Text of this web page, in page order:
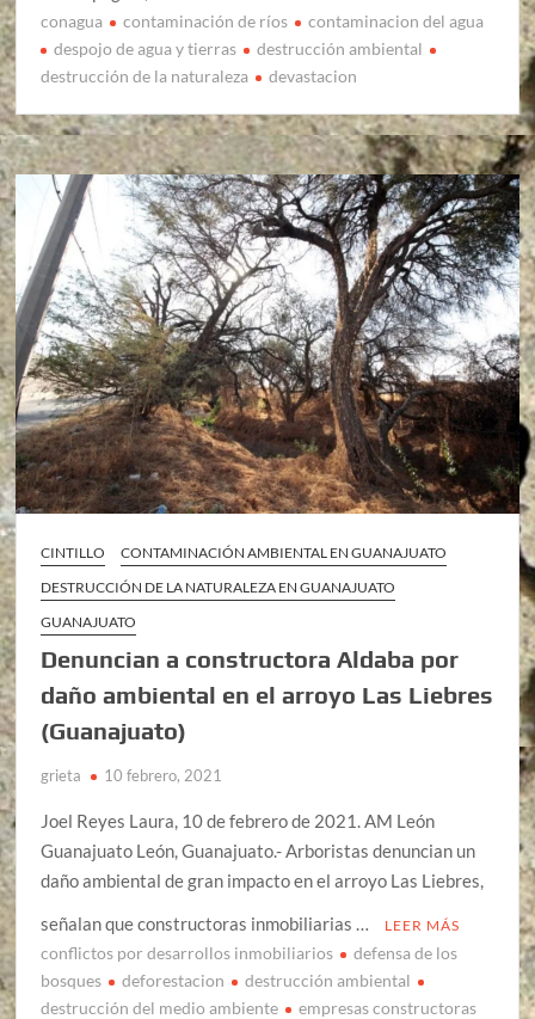
conagua contaminación de ríos
contaminacion del agua
despojo de agua y tierras
destrucción ambiental
destrucción de la naturaleza
devastacion
CINTILLO
CONTAMINACIÓN AMBIENTAL EN GUANAJUATO
DESTRUCCIÓN DE LA NATURALEZA EN GUANAJUATO
GUANAJUATO
Denuncian a constructora Aldaba por
daño ambiental en el arroyo Las Liebres
(Guanajuato)
grieta 10 febrero, 2021
Joel Reyes Laura, 10 de febrero de 2021. AM León
Guanajuato León, Guanajuato.- Arboristas denuncian un
daño ambiental de gran impacto en el arroyo Las Liebres,
señalan que constructoras inmobiliarias …
LEER MÁS
conflictos por desarrollos inmobiliarios
defensa de los
bosques
deforestacion
destrucción ambiental
destrucción del medio ambiente
empresas constructoras